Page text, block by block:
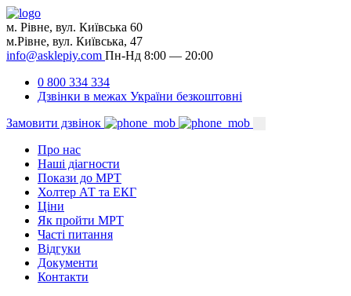
м. Рівне, вул. Київська 60
м.Рівне, вул. Київська, 47
info@asklepiy.com Пн-Нд 8:00 — 20:00
0 800 334 334
Дзвінки в межах України безкоштовні
Замовити дзвінок
Про нас
Наші діагности
Покази до МРТ
Холтер АТ та ЕКГ
Ціни
Як пройти МРТ
Часті питання
Відгуки
Документи
Контакти